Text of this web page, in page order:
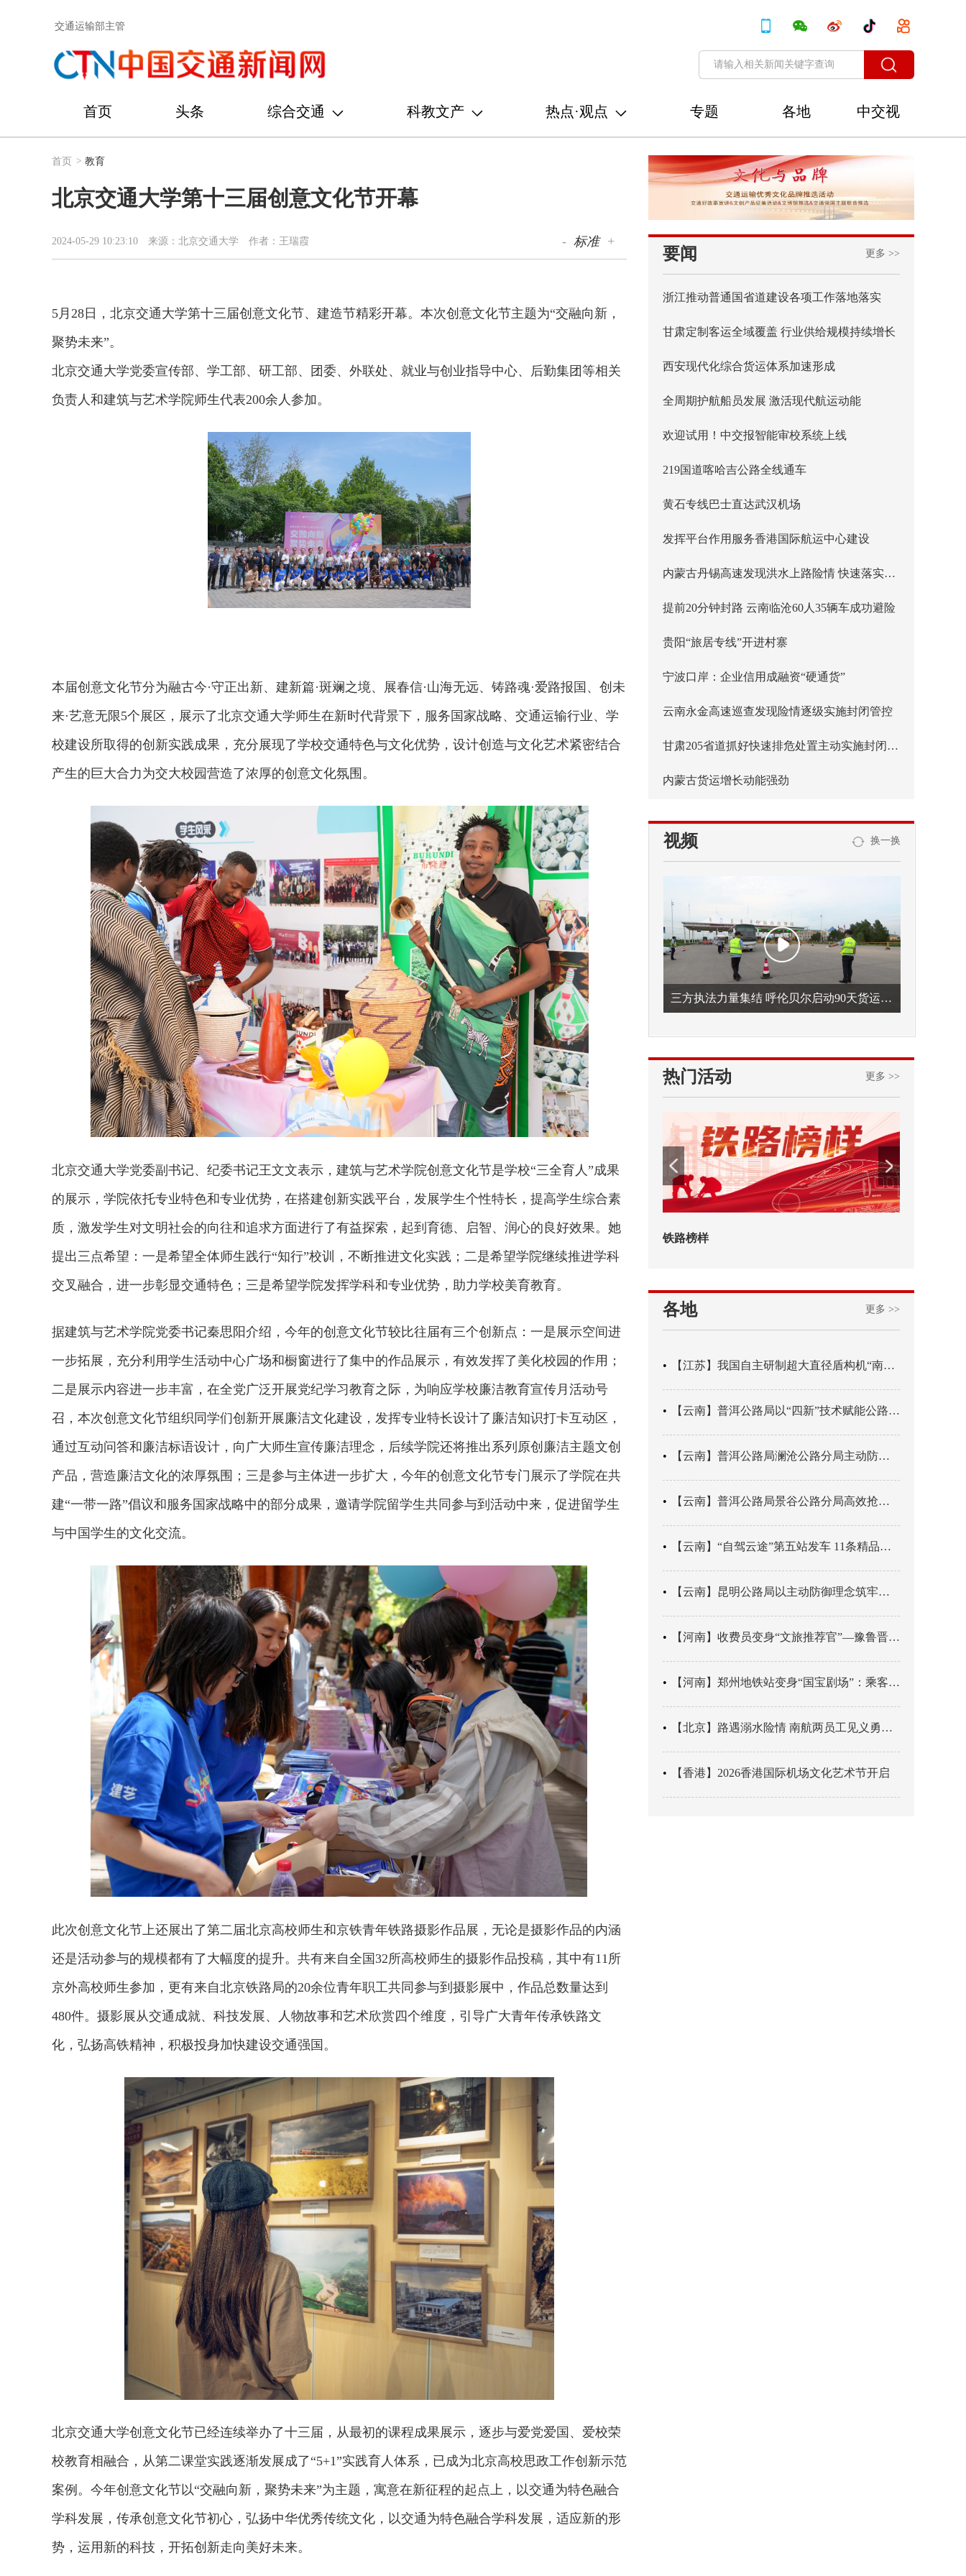
交通运输部主管
首页 头条 综合交通 科教文产 热点·观点 专题 各地
中交视
讯
首页 > 教育
北京交通大学第十三届创意文化节开幕
2024-05-29 10:23:10 来源：北京交通大学 作者：王瑞霞 - 标准 +
5月28日，北京交通大学第十三届创意文化节、建造节精彩开幕。本次创意文化节主题为“交融向新，
聚势未来”。
北京交通大学党委宣传部、学工部、研工部、团委、外联处、就业与创业指导中心、后勤集团等相关
负责人和建筑与艺术学院师生代表200余人参加。
本届创意文化节分为融古今·守正出新、建新篇·斑斓之境、展春信·山海无远、铸路魂·爱路报国、创未
来·艺意无限5个展区，展示了北京交通大学师生在新时代背景下，服务国家战略、交通运输行业、学
校建设所取得的创新实践成果，充分展现了学校交通特色与文化优势，设计创造与文化艺术紧密结合
产生的巨大合力为交大校园营造了浓厚的创意文化氛围。
北京交通大学党委副书记、纪委书记王文文表示，建筑与艺术学院创意文化节是学校“三全育人”成果
的展示，学院依托专业特色和专业优势，在搭建创新实践平台，发展学生个性特长，提高学生综合素
质，激发学生对文明社会的向往和追求方面进行了有益探索，起到育德、启智、润心的良好效果。她
提出三点希望：一是希望全体师生践行“知行”校训，不断推进文化实践；二是希望学院继续推进学科
交叉融合，进一步彰显交通特色；三是希望学院发挥学科和专业优势，助力学校美育教育。
据建筑与艺术学院党委书记秦思阳介绍，今年的创意文化节较比往届有三个创新点：一是展示空间进
一步拓展，充分利用学生活动中心广场和橱窗进行了集中的作品展示，有效发挥了美化校园的作用；
二是展示内容进一步丰富，在全党广泛开展党纪学习教育之际，为响应学校廉洁教育宣传月活动号
召，本次创意文化节组织同学们创新开展廉洁文化建设，发挥专业特长设计了廉洁知识打卡互动区，
通过互动问答和廉洁标语设计，向广大师生宣传廉洁理念，后续学院还将推出系列原创廉洁主题文创
产品，营造廉洁文化的浓厚氛围；三是参与主体进一步扩大，今年的创意文化节专门展示了学院在共
建“一带一路”倡议和服务国家战略中的部分成果，邀请学院留学生共同参与到活动中来，促进留学生
与中国学生的文化交流。
此次创意文化节上还展出了第二届北京高校师生和京铁青年铁路摄影作品展，无论是摄影作品的内涵
还是活动参与的规模都有了大幅度的提升。共有来自全国32所高校师生的摄影作品投稿，其中有11所
京外高校师生参加，更有来自北京铁路局的20余位青年职工共同参与到摄影展中，作品总数量达到
480件。摄影展从交通成就、科技发展、人物故事和艺术欣赏四个维度，引导广大青年传承铁路文
化，弘扬高铁精神，积极投身加快建设交通强国。
北京交通大学创意文化节已经连续举办了十三届，从最初的课程成果展示，逐步与爱党爱国、爱校荣
校教育相融合，从第二课堂实践逐渐发展成了“5+1”实践育人体系，已成为北京高校思政工作创新示范
案例。今年创意文化节以“交融向新，聚势未来”为主题，寓意在新征程的起点上，以交通为特色融合
学科发展，传承创意文化节初心，弘扬中华优秀传统文化，以交通为特色融合学科发展，适应新的形
势，运用新的科技，开拓创新走向美好未来。
要闻 更多 >>
浙江推动普通国省道建设各项工作落地落实
甘肃定制客运全域覆盖 行业供给规模持续增长
西安现代化综合货运体系加速形成
全周期护航船员发展 激活现代航运动能
欢迎试用！中交报智能审校系统上线
219国道喀哈吉公路全线通车
黄石专线巴士直达武汉机场
发挥平台作用服务香港国际航运中心建设
内蒙古丹锡高速发现洪水上路险情 快速落实主线封闭管控
提前20分钟封路 云南临沧60人35辆车成功避险
贵阳“旅居专线”开进村寨
宁波口岸：企业信用成融资“硬通货”
云南永金高速巡查发现险情逐级实施封闭管控
甘肃205省道抓好快速排危处置主动实施封闭管控
内蒙古货运增长动能强劲
视频 换一换
三方执法力量集结 呼伦贝尔启动90天货运车辆违法专项整治
热门活动 更多 >>
欢迎试用！中交报智能审校系统上线 铁路榜样 2026年中国航海日论坛
各地 更多 >>
【江苏】我国自主研制超大直径盾构机“南湖号”在常熟下线
【云南】普洱公路局以“四新”技术赋能公路养护
【云南】普洱公路局澜沧公路分局主动防御成功处置214国道山体崩塌险情
【云南】普洱公路局景谷公路分局高效抢通紧急送医村路
【云南】“自驾云途”第五站发车 11条精品线路串起全域风光
【云南】昆明公路局以主动防御理念筑牢汛期安全防线
【河南】收费员变身“文旅推荐官”—豫鲁晋四地市交旅融合让游客一下高速就“入戏”
【河南】郑州地铁站变身“国宝剧场”：乘客刚出车厢，就“入戏”千年
【北京】路遇溺水险情 南航两员工见义勇为科学施救
【香港】2026香港国际机场文化艺术节开启